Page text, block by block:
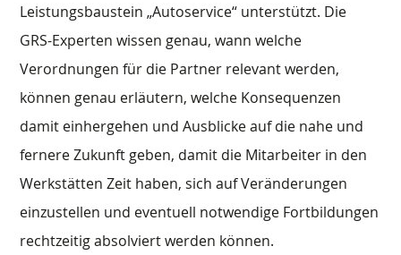
Leistungsbaustein „Autoservice“ unterstützt. Die
GRS-Experten wissen genau, wann welche
Verordnungen für die Partner relevant werden,
können genau erläutern, welche Konsequenzen
damit einhergehen und Ausblicke auf die nahe und
fernere Zukunft geben, damit die Mitarbeiter in den
Werkstätten Zeit haben, sich auf Veränderungen
einzustellen und eventuell notwendige Fortbildungen
rechtzeitig absolviert werden können.